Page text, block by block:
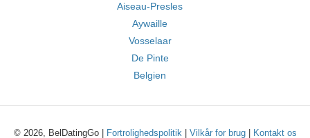
Aiseau-Presles
Aywaille
Vosselaar
De Pinte
Belgien
© 2026, BelDatingGo | Fortrolighedspolitik| Vilkår for brug| Kontakt os